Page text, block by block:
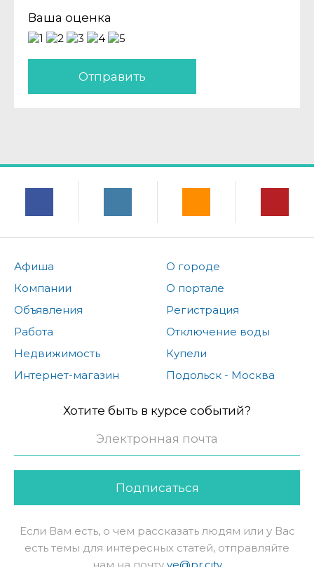
Ваша оценка
Отправить
Афиша
Компании
Объявления
Работа
Недвижимость
Интернет-магазин
О городе
О портале
Регистрация
Отключение воды
Купели
Подольск - Москва
Хотите быть в курсе событий?
Подписаться
Если Вам есть, о чем рассказать людям или у Вас
есть темы для интересных статей, отправляйте